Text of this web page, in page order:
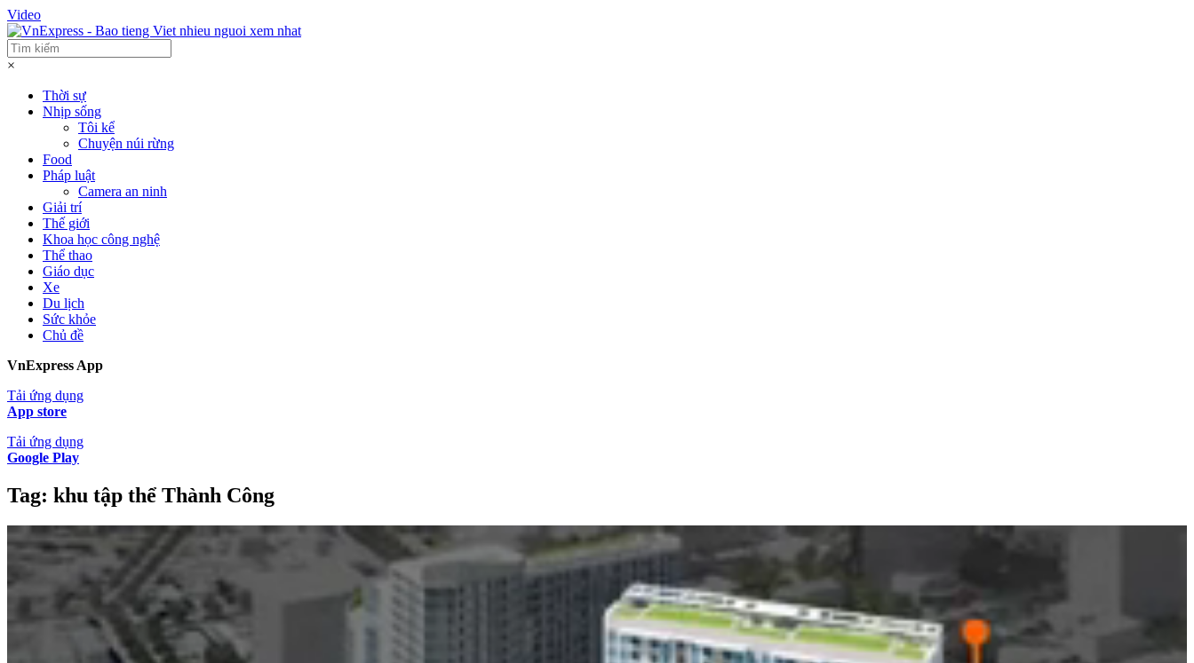
Video
×
Thời sự
Nhịp sống
Tôi kể
Chuyện núi rừng
Food
Pháp luật
Camera an ninh
Giải trí
Thế giới
Khoa học công nghệ
Thể thao
Giáo dục
Xe
Du lịch
Sức khỏe
Chủ đề
VnExpress App
Tải ứng dụng
App store
Tải ứng dụng
Google Play
Tag: khu tập thể Thành Công